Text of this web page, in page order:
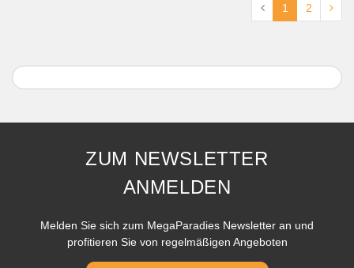
1 2
ZUM NEWSLETTER
ANMELDEN
Melden Sie sich zum MegaParadies Newsletter an und
profitieren Sie von regelmäßigen Angeboten